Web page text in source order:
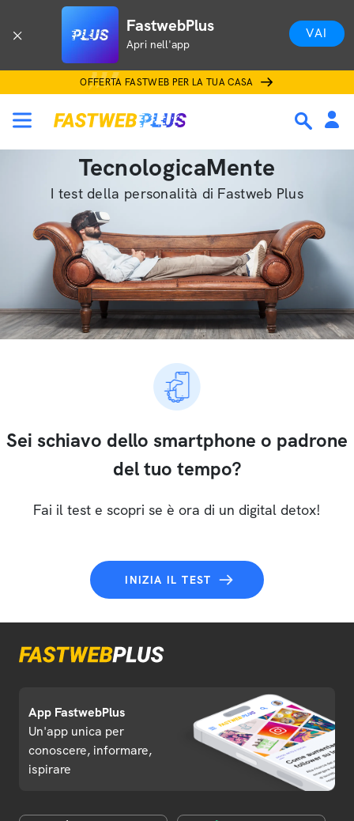
FastwebPlus
Apri nell'app
VAI
OFFERTA FASTWEB PER LA TUA CASA
TecnologicaMente
I test della personalità di Fastweb Plus
Sei schiavo dello smartphone o padrone
del tuo tempo?
Fai il test e scopri se è ora di un digital detox!
INIZIA IL TEST
App FastwebPlus
Un'app unica per
conoscere, informare,
ispirare